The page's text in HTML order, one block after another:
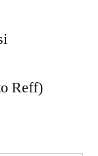
Reff)